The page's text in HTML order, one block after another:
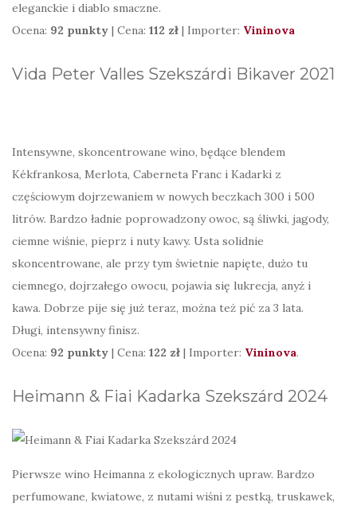
eleganckie i diablo smaczne.
Ocena: 92 punkty | Cena: 112 zł | Importer: Vininova
Vida Peter Valles Szekszárdi Bikaver 2021
Intensywne, skoncentrowane wino, będące blendem
Kékfrankosa, Merlota, Caberneta Franc i Kadarki z
częściowym dojrzewaniem w nowych beczkach 300 i 500
litrów. Bardzo ładnie poprowadzony owoc, są śliwki, jagody,
ciemne wiśnie, pieprz i nuty kawy. Usta solidnie
skoncentrowane, ale przy tym świetnie napięte, dużo tu
ciemnego, dojrzałego owocu, pojawia się lukrecja, anyż i
kawa. Dobrze pije się już teraz, można też pić za 3 lata.
Długi, intensywny finisz.
Ocena: 92 punkty | Cena: 122 zł | Importer: Vininova.
Heimann & Fiai Kadarka Szekszárd 2024
Pierwsze wino Heimanna z ekologicznych upraw. Bardzo
perfumowane, kwiatowe, z nutami wiśni z pestką, truskawek,